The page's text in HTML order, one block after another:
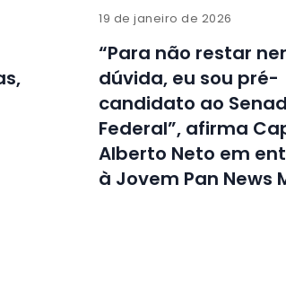
19 de janeiro de 2026
“Para não restar
dúvida, eu sou pré-
candidato ao
Federal”, afirma
Alberto Neto em
à Jovem Pan News